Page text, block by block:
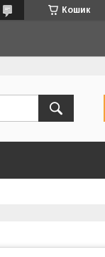
Кошик